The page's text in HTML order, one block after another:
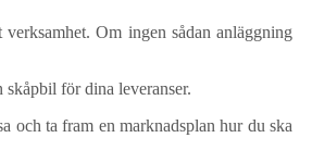
Om ingen sådan anläggning
för dina leveranser.
och ta fram en marknadsplan hur du ska